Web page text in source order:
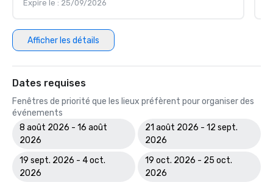
Expire le : 25/09/2026
Afficher les détails
Dates requises
Fenêtres de priorité que les lieux préfèrent pour organiser des
événements
8 août 2026 - 16 août
2026
21 août 2026 - 12 sept.
2026
19 sept. 2026 - 4 oct.
2026
19 oct. 2026 - 25 oct.
2026